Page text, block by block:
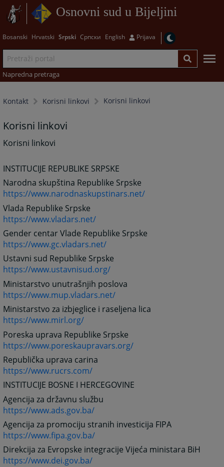
Osnovni sud u Bijeljini
Bosanski Hrvatski Srpski Српски English Prijava
Napredna pretraga
Kontakt Korisni linkovi Korisni linkovi
Korisni linkovi
Korisni linkovi
INSTITUCIJE REPUBLIKE SRPSKE
Narodna skupština Republike Srpske
https://www.narodnaskupstinars.net/
Vlada Republike Srpske
https://www.vladars.net/
Gender centar Vlade Republike Srpske
https://www.gc.vladars.net/
Ustavni sud Republike Srpske
https://www.ustavnisud.org/
Ministarstvo unutrašnjih poslova
https://www.mup.vladars.net/
Ministarstvo za izbjeglice i raseljena lica
https://www.mirl.org/
Poreska uprava Republike Srpske
https://www.poreskaupravars.org/
Republička uprava carina
https://www.rucrs.com/
INSTITUCIJE BOSNE I HERCEGOVINE
Agencija za državnu službu
https://www.ads.gov.ba/
Agencija za promociju stranih investicija FIPA
https://www.fipa.gov.ba/
Direkcija za Evropske integracije Vijeća ministara BiH
https://www.dei.gov.ba/